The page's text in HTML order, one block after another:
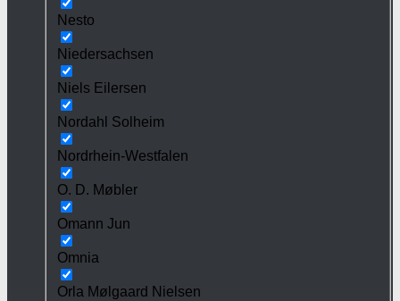
Nesto
Niedersachsen
Niels Eilersen
Nordahl Solheim
Nordrhein-Westfalen
O. D. Møbler
Omann Jun
Omnia
Orla Mølgaard Nielsen